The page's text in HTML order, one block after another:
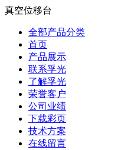
真空位移台
全部产品分类
首页
产品展示
联系孚光
了解孚光
荣誉客户
公司业绩
下载彩页
技术方案
在线留言